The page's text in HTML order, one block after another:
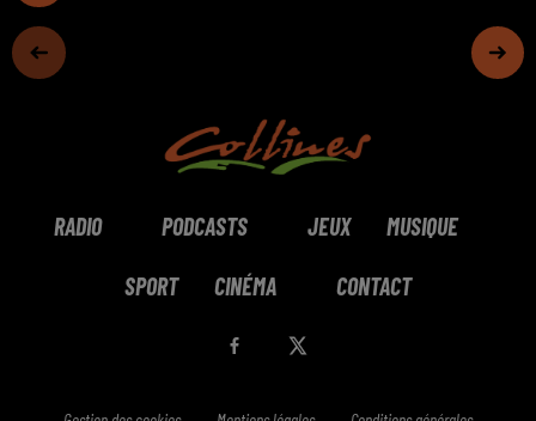
RADIO PODCASTS JEUX MUSIQUE
SPORT CINÉMA CONTACT